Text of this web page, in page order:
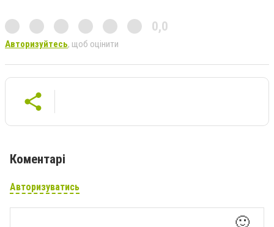
0,0
Авторизуйтесь, щоб оцінити
Коментарі
Авторизуватись
🙂